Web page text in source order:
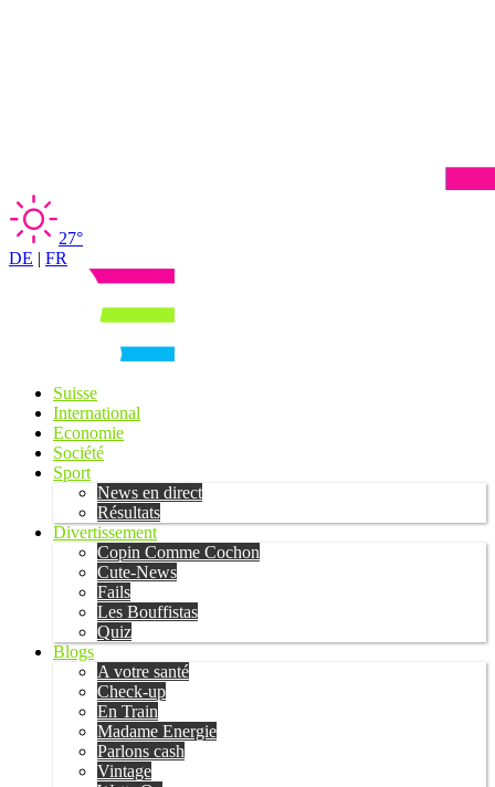
27°
DE | FR
Suisse
International
Economie
Société
Sport
News en direct
Résultats
Divertissement
Copin Comme Cochon
Cute-News
Fails
Les Bouffistas
Quiz
Blogs
A votre santé
Check-up
En Train
Madame Energie
Parlons cash
Vintage